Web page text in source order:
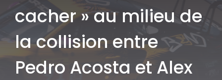
cacher » au milieu de
la collision entre
Pedro Acosta et Alex